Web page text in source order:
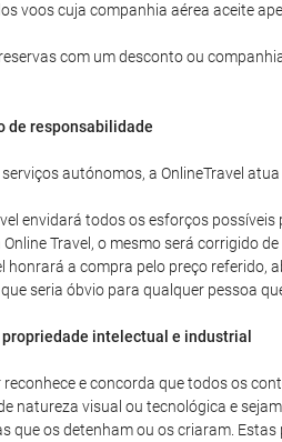
voos cuja companhia aérea aceite
com um desconto ou
de responsabilidade
serviços autónomos, a OnlineTravel
envidará todos os esforços
Travel, o mesmo será corrigido
honrará a compra pelo preço referido,
seria óbvio para qualquer pessoa
intelectual e industrial
reconhece e concorda que todos os
natureza visual ou tecnológica e
que os detenham ou os criaram.